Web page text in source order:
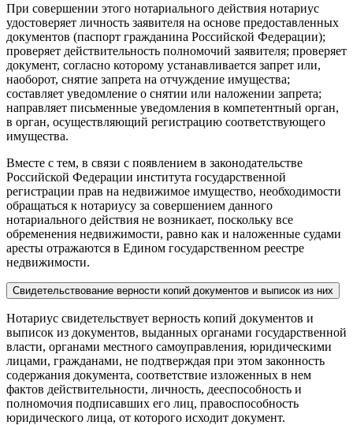
При совершении этого нотариального действия нотариус
удостоверяет личность заявителя на основе предоставленных
документов (паспорт гражданина Российской Федерации);
проверяет действительность полномочий заявителя; проверяет
документ, согласно которому устанавливается запрет или,
наоборот, снятие запрета на отчуждение имущества;
составляет уведомление о снятии или наложении запрета;
направляет письменные уведомления в компетентный орган,
в орган, осуществляющий регистрацию соответствующего
имущества.
Вместе с тем, в связи с появлением в законодательстве
Российской Федерации института государственной
регистрации прав на недвижимое имущество, необходимости
обращаться к нотариусу за совершением данного
нотариального действия не возникает, поскольку все
обременения недвижимости, равно как и наложенные судами
аресты отражаются в Едином государственном реестре
недвижимости.
Свидетельствование верности копий документов и выписок из них
Нотариус свидетельствует верность копий документов и
выписок из документов, выданных органами государственной
власти, органами местного самоуправления, юридическими
лицами, гражданами, не подтверждая при этом законность
содержания документа, соответствие изложенных в нем
фактов действительности, личность, дееспособность и
полномочия подписавших его лиц, правоспособность
юридического лица, от которого исходит документ.